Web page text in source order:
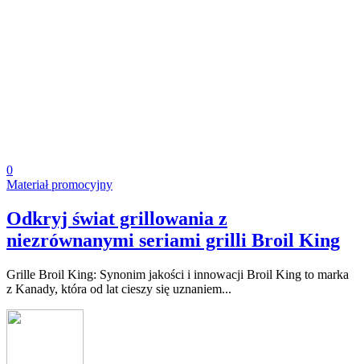
0
Materiał promocyjny
Odkryj świat grillowania z
niezrównanymi seriami grilli Broil King
Grille Broil King: Synonim jakości i innowacji Broil King to marka
z Kanady, która od lat cieszy się uznaniem...